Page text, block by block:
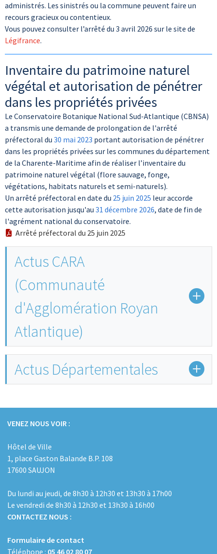
administrés. Les sinistrés ou la commune peuvent faire un
recours gracieux ou contentieux.
Vous pouvez consulter l’arrêté du 3 avril 2026 sur le site de
Légifrance.
Inventaire du patrimoine naturel
végétal et autorisation de pénétrer
dans les propriétés privées
Le Conservatoire Botanique National Sud-Atlantique (CBNSA)
a transmis une demande de prolongation de l'arrêté
préfectoral du 30 mai 2023 portant autorisation de pénétrer
dans les propriétés privées sur les communes du département
de la Charente-Maritime afin de réaliser l’inventaire du
patrimoine naturel végétal (flore sauvage, fonge,
végétations, habitats naturels et semi-naturels).
Un arrêté préfectoral en date du 25 juin 2025 leur accorde
cette autorisation jusqu'au 31 décembre 2026, date de fin de
l'agrément national du conservatoire.
Arrêté préfectoral du 25 juin 2025
Actus CARA
(Communauté
d'Agglomération Royan
Atlantique)
Actus Départementales
VENEZ NOUS VOIR :
Hôtel de Ville
1, place Gaston Balande B.P. 108
17600 SAUJON
Du lundi au jeudi, de 8h30 à 12h30 et 13h30 à 17h00
Le vendredi de 8h30 à 12h30 et 13h30 à 16h00
CONTACTEZ NOUS :
Formulaire de contact
Téléphone : 05 46 02 80 07